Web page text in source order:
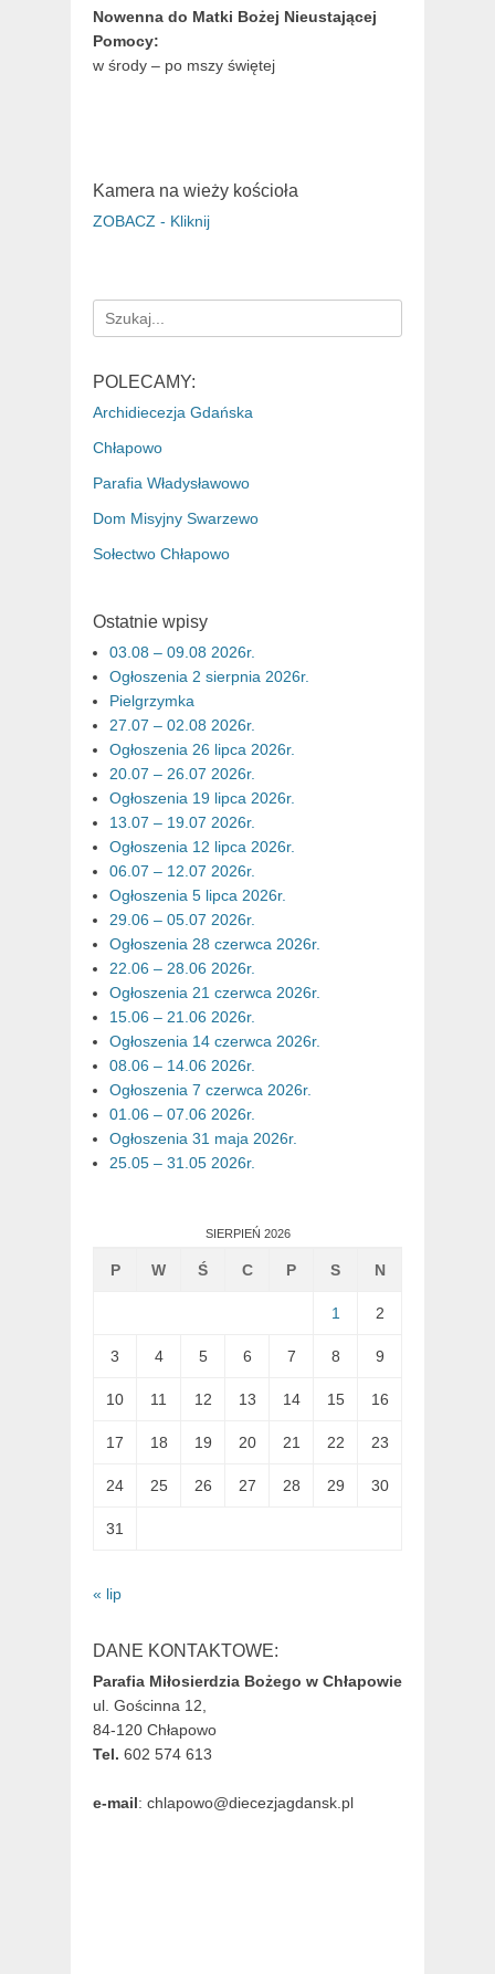
Nowenna do Matki Bożej Nieustającej
Pomocy:
w środy – po mszy świętej
Kamera na wieży kościoła
ZOBACZ - Kliknij
Search
for:
POLECAMY:
Archidiecezja Gdańska
Chłapowo
Parafia Władysławowo
Dom Misyjny Swarzewo
Sołectwo Chłapowo
Ostatnie wpisy
03.08 – 09.08 2026r.
Ogłoszenia 2 sierpnia 2026r.
Pielgrzymka
27.07 – 02.08 2026r.
Ogłoszenia 26 lipca 2026r.
20.07 – 26.07 2026r.
Ogłoszenia 19 lipca 2026r.
13.07 – 19.07 2026r.
Ogłoszenia 12 lipca 2026r.
06.07 – 12.07 2026r.
Ogłoszenia 5 lipca 2026r.
29.06 – 05.07 2026r.
Ogłoszenia 28 czerwca 2026r.
22.06 – 28.06 2026r.
Ogłoszenia 21 czerwca 2026r.
15.06 – 21.06 2026r.
Ogłoszenia 14 czerwca 2026r.
08.06 – 14.06 2026r.
Ogłoszenia 7 czerwca 2026r.
01.06 – 07.06 2026r.
Ogłoszenia 31 maja 2026r.
25.05 – 31.05 2026r.
SIERPIEŃ 2026
P W Ś C P S N
1 2
3 4 5 6 7 8 9
10 11 12 13 14 15 16
17 18 19 20 21 22 23
24 25 26 27 28 29 30
31
« lip
DANE KONTAKTOWE:
Parafia Miłosierdzia Bożego w Chłapowie
ul. Gościnna 12,
84-120 Chłapowo
Tel. 602 574 613
e-mail: chlapowo@diecezjagdansk.pl